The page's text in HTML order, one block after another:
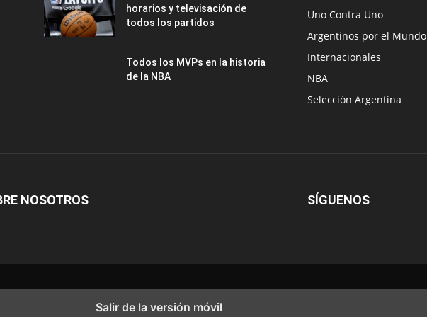
horarios y televisación de
todos los partidos
Todos los MVPs en la historia
de la NBA
Uno Contra Uno
Argentinos por el Mundo
Internacionales
NBA
Selección Argentina
NOSOTROS SÍGUENOS
Salir de la versión móvil